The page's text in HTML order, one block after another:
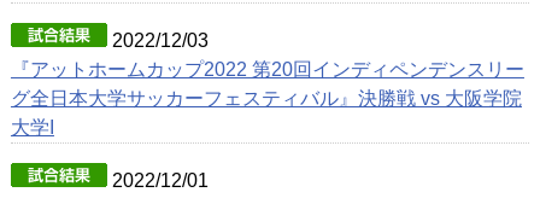
2022/12/03
『アットホームカップ2022 第20回インディペンデンスリー
グ全日本大学サッカーフェスティバル』決勝戦 vs 大阪学院
大学I
2022/12/01